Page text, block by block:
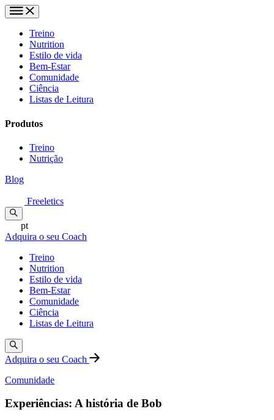
Treino
Nutrition
Estilo de vida
Bem-Estar
Comunidade
Ciência
Listas de Leitura
Produtos
Treino
Nutrição
Blog
Freeletics
pt
Adquira o seu Coach
Treino
Nutrition
Estilo de vida
Bem-Estar
Comunidade
Ciência
Listas de Leitura
Adquira o seu Coach
Comunidade
Experiências: A história de Bob